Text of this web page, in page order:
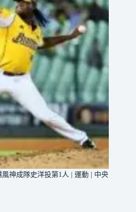
神成隊史洋投第1人 | 運動 | 中央